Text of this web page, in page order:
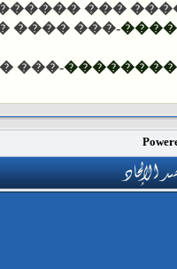
���� ���
���� ���
������
���